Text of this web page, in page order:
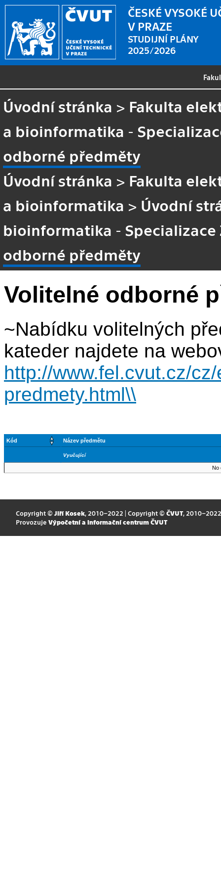
ČESKÉ VYSOKÉ
V PRAZE
STUDIJNÍ PLÁNY
2025/2026
Úvodní stránka > Fakulta
a bioinformatika -
odborné předměty
Úvodní stránka > Fakulta
a bioinformatika > Úvodní
bioinformatika - Specializace
odborné předměty
Volitelné odborné
~Nabídku volitelných
kateder najdete na
http://www.fel.cvut.cz/
predmety.html\\
Kód Název předmětu
Vyučující
No
Copyright © Jiří Kosek, 2010–2022 | Copyright © ČVUT, 2010–2022
Provozuje Výpočetní a informační centrum ČVUT